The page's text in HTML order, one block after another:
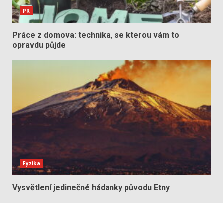
PR
Práce z domova: technika, se kterou vám to
opravdu půjde
Fyzika
Vysvětlení jedinečné hádanky původu Etny